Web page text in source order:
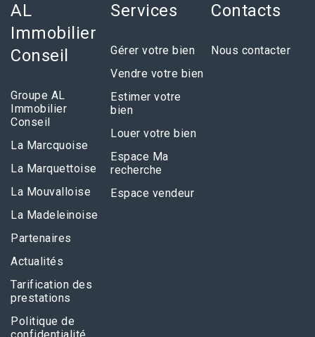
AL
Immobilier
Conseil
Groupe AL
Immobilier
Conseil
La Marcquoise
La Marquettoise
La Mouvalloise
La Madeleinoise
Partenaires
Actualités
Tarification des
prestations
Politique de
Services
Gérer votre bien
Vendre votre bien
Estimer votre
bien
Louer votre bien
Espace Ma
recherche
Espace vendeur
Contacts
Nous contacter